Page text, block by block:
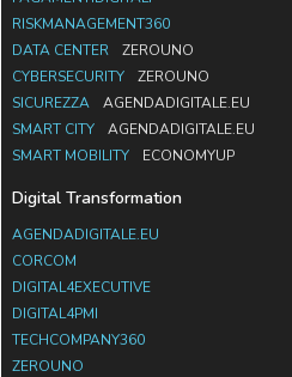
RISKMANAGEMENT360
DATA CENTER
ZEROUNO
CYBERSECURITY
ZEROUNO
SICUREZZA
AGENDADIGITALE.EU
SMART CITY
AGENDADIGITALE.EU
SMART MOBILITY
ECONOMYUP
Digital Transformation
AGENDADIGITALE.EU
CORCOM
DIGITAL4EXECUTIVE
DIGITAL4PMI
TECHCOMPANY360
ZEROUNO